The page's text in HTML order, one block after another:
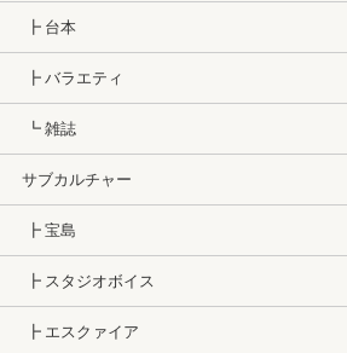
┣ 台本
┣ バラエティ
┗ 雑誌
サブカルチャー
┣ 宝島
┣ スタジオボイス
┣ エスクァイア